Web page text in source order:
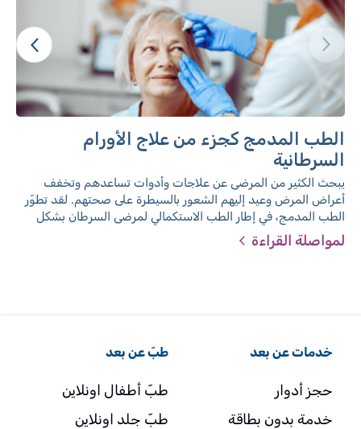
الطب المدمج كجزء من علاج الأورام
السرطانية
يبحث الكثير من المرضى عن علاجات وأدوات تساعدهم وتخفف
أعراض المرض وعيد إليهم الشعور بالسيطرة على صحتهم. لقد تطوّر
الطب المدمج، في إطار الطب الاستكمالي لمرضى السرطان بشكل
كبير على مدار السنوات الماضية، وهو يندمج في علاجات مساندة في
المراكز الصحية في البلاد وأرجاء العالم.
لمواصلة القراءة
خدمات عن بعد
حجز أدوار
خدمة بدون بطاقة
طبّ عن بعد
طبّ أطفال اونلاين
طبّ جلد اونلاين